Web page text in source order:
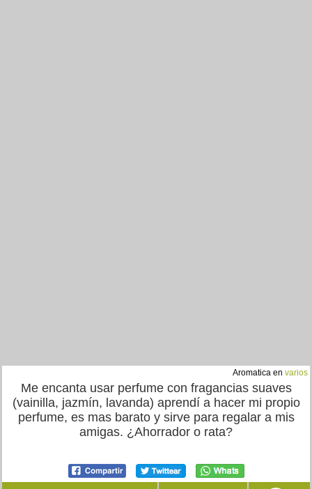
Aromatica en varios
Me encanta usar perfume con fragancias suaves
(vainilla, jazmín, lavanda) aprendí a hacer mi propio
perfume, es mas barato y sirve para regalar a mis
amigas. ¿Ahorrador o rata?